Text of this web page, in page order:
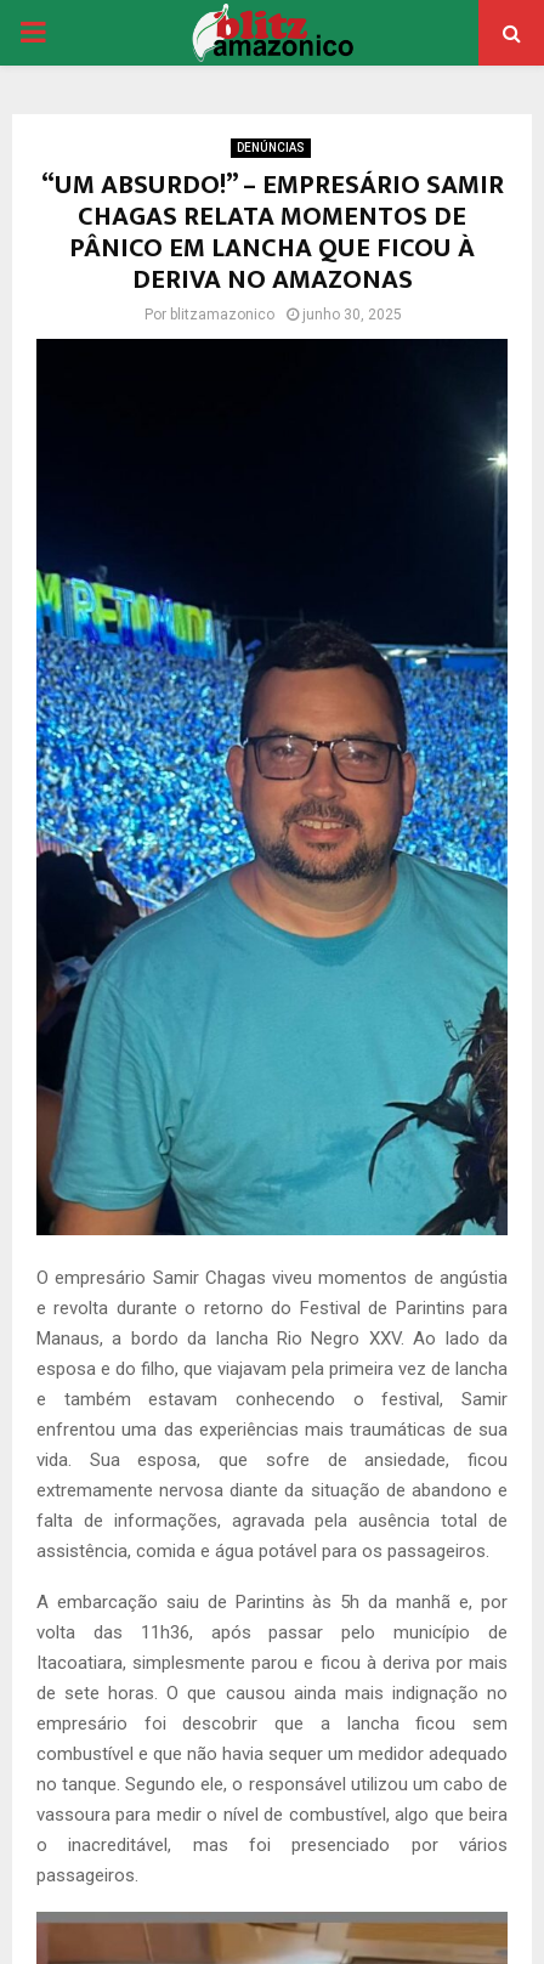
PRIMARY
DENÚNCIAS
“UM ABSURDO!” – EMPRESÁRIO SAMIR
CHAGAS RELATA MOMENTOS DE
PÂNICO EM LANCHA QUE FICOU À
DERIVA NO AMAZONAS
Por blitzamazonico junho 30, 2025
O empresário Samir Chagas viveu momentos de angústia
e revolta durante o retorno do Festival de Parintins para
Manaus, a bordo da lancha Rio Negro XXV. Ao lado da
esposa e do filho, que viajavam pela primeira vez de lancha
e também estavam conhecendo o festival, Samir
enfrentou uma das experiências mais traumáticas de sua
vida. Sua esposa, que sofre de ansiedade, ficou
extremamente nervosa diante da situação de abandono e
falta de informações, agravada pela ausência total de
assistência, comida e água potável para os passageiros.
A embarcação saiu de Parintins às 5h da manhã e, por
volta das 11h36, após passar pelo município de
Itacoatiara, simplesmente parou e ficou à deriva por mais
de sete horas. O que causou ainda mais indignação no
empresário foi descobrir que a lancha ficou sem
combustível e que não havia sequer um medidor adequado
no tanque. Segundo ele, o responsável utilizou um cabo de
vassoura para medir o nível de combustível, algo que beira
o inacreditável, mas foi presenciado por vários
passageiros.